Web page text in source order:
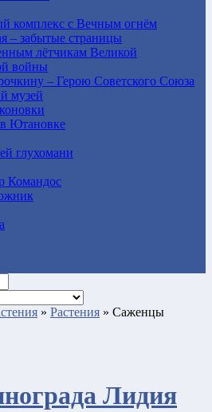
комплекс с Вечным огнём
– забытые страницы
лётчикам Великой
войны
– Герою Советского Союза
музей
Ютановке
глухомани
Командос
» Растения » Саженцы
Лидия